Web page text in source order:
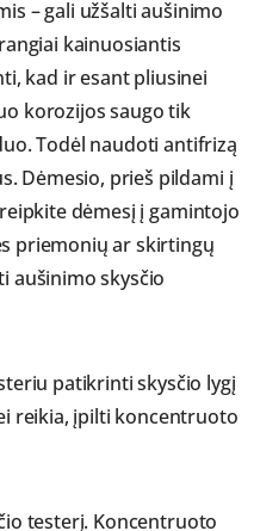
– gali užšalti aušinimo
kainuosiantis
kad ir esant pliusinei
korozijos saugo tik
Todėl naudoti antifrizą
Dėmesio, prieš pildami į
dėmesį į gamintojo
priemonių ar skirtingų
aušinimo skysčio
patikrinti skysčio lygį
reikia, įpilti koncentruoto
testerį. Koncentruoto